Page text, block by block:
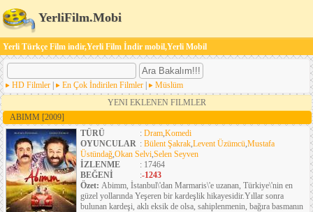
YerliFilm.Mobi
Yerli Türkçe Film indir,Yerli Film İndir mobil,Yerli Mobil
HD Filmler En Çok İndirilen Filmler
Müslüm
YENI EKLENEN FILMLER
ABIMM [2009]
TÜRÜ
: Dram,Komedi
OYUNCULAR : Bülent Şakrak,Levent Üzümcü,Mustafa
Üstündağ,Okan Selvi,Selen Seyven
İZLENME
: 17464
BEĞENİ
:-1243
Özet: Abimm, İstanbul\'dan Marmaris\'e uzanan, Türkiye\'nin en
güzel yollarında Yeşeren bir kardeşlik hikayesidir.Yıllar sonra
bulunan kardeşi, aklı eksik de olsa, sahiplenmenin, bağıra basmanın